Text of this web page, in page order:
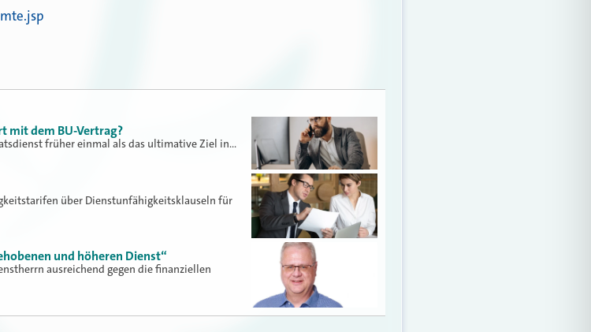
mit dem BU-Vertrag?
früher einmal als das ultimative Ziel in…
über Dienstunfähigkeitsklauseln für
und höheren Dienst“
ausreichend gegen die finanziellen